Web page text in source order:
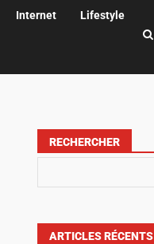
Internet Lifestyle
RECHERCHER
ARTICLES RÉCENTS